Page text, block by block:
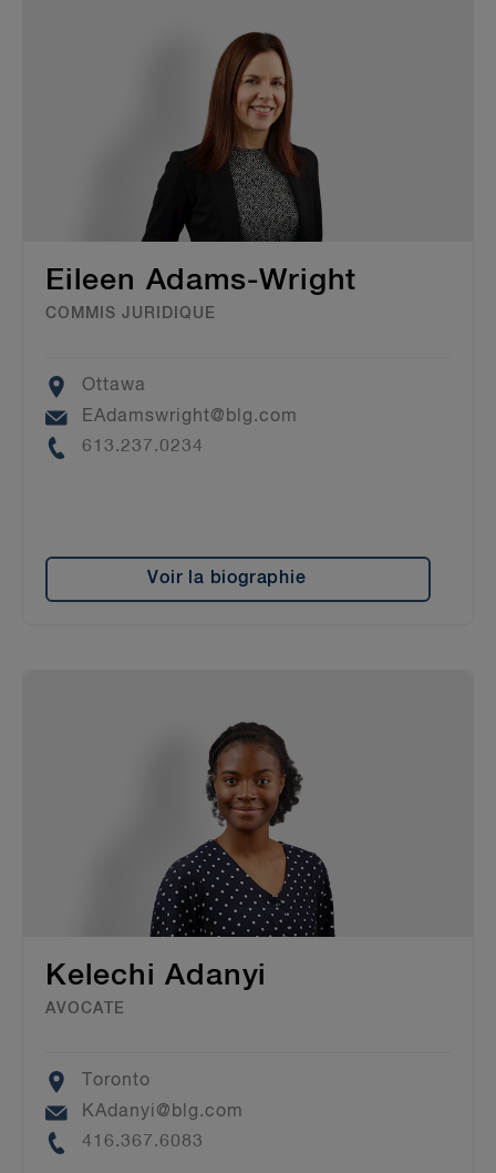
Eileen Adams-Wright
COMMIS JURIDIQUE
Location
Ottawa
Email
EAdamswright@blg.com
Phone
613.237.0234
Voir la biographie
Kelechi Adanyi
AVOCATE
Location
Toronto
Email
KAdanyi@blg.com
Phone
416.367.6083